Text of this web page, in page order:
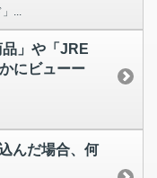
...
」や「JRE
にビューー
んだ場合、何